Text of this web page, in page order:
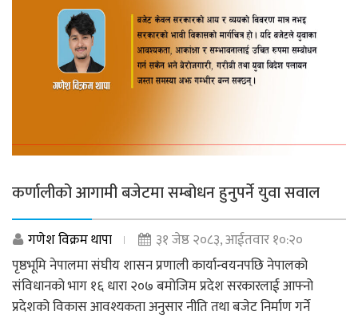
कर्णालीको आगामी बजेटमा सम्बोधन हुनुपर्ने युवा सवाल
गणेश विक्रम थापा
३१ जेष्ठ २०८३, आईतवार १०:२०
पृष्ठभूमि नेपालमा संघीय शासन प्रणाली कार्यान्वयनपछि नेपालको
संविधानको भाग १६ धारा २०७ बमोजिम प्रदेश सरकारलाई आफ्नो
प्रदेशको विकास आवश्यकता अनुसार नीति तथा बजेट निर्माण गर्ने